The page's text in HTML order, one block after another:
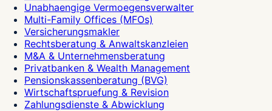
Unabhaengige Vermoegensverwalter
Multi-Family Offices (MFOs)
Versicherungsmakler
Rechtsberatung & Anwaltskanzleien
M&A & Unternehmensberatung
Privatbanken & Wealth Management
Pensionskassenberatung (BVG)
Wirtschaftspruefung & Revision
Zahlungsdienste & Abwicklung